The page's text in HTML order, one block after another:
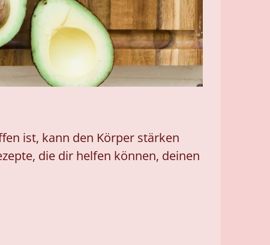
ist, kann den Körper stärken
die dir helfen können, deinen